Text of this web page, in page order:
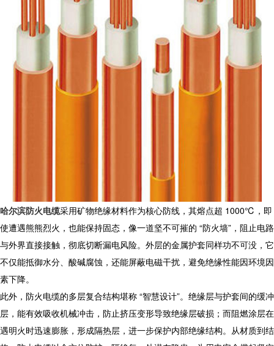
哈尔滨防火电缆采用矿物绝缘材料作为核心防线，其熔点超 1000℃，即
使遭遇熊熊烈火，也能保持固态，像一道坚不可摧的 “防火墙”，阻止电路
与外界直接接触，彻底切断漏电风险。外层的金属护套同样功不可没，它
不仅能抵御水分、酸碱腐蚀，还能屏蔽电磁干扰，避免绝缘性能因环境因
素下降。​
此外， 防火电缆的多层复合结构堪称 “智慧设计”。绝缘层与护套间的缓冲
层，能有效吸收机械冲击，防止挤压变形导致绝缘层破损；而阻燃涂层在
遇明火时迅速膨胀，形成隔热层，进一步保护内部绝缘结构。从材质到结